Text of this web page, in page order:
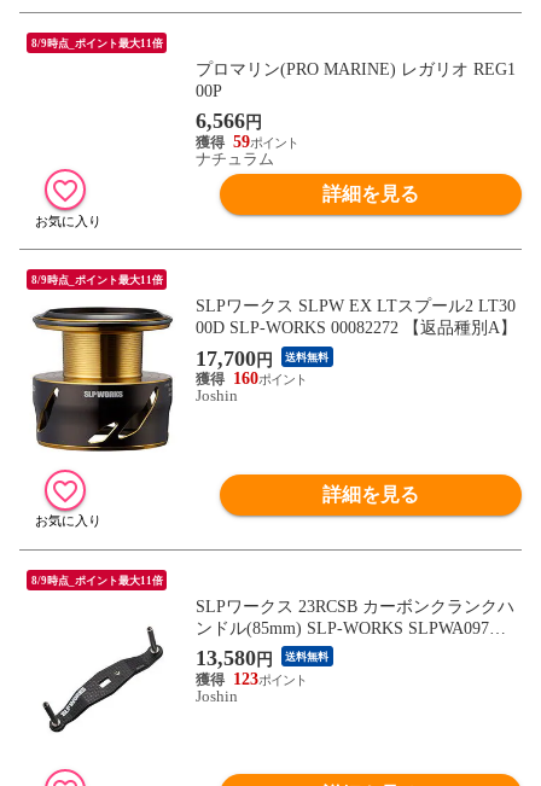
8/9時点_ポイント最大11倍
プロマリン(PRO MARINE) レガリオ REG1
00P
6,566円
59
ナチュラム
詳細を見る
8/9時点_ポイント最大11倍
SLPワークス SLPW EX LTスプール2 LT30
00D SLP-WORKS 00082272 【返品種別A】
17,700円 送料無料
160
Joshin
詳細を見る
8/9時点_ポイント最大11倍
SLPワークス 23RCSB カーボンクランクハ
ンドル(85mm) SLP-WORKS SLPWA097
【返品種別A】
13,580円 送料無料
123
Joshin